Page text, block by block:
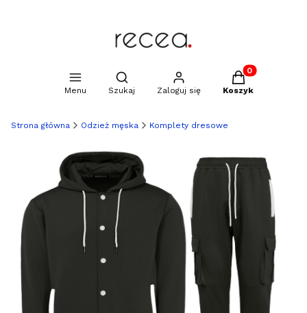
Menu
Otwórz wyszukiwarkę
Szukaj Zaloguj się
Produkty w
Koszyk
Strona główna Odzież męska Komplety dresowe